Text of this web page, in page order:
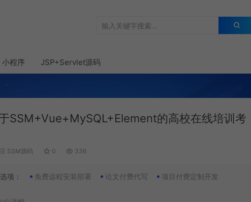
小程序 JSP+Servlet源码
SSM+Vue+MySQL+Element的高校在线培训考
SSM源码 0 336
项： 免费远程安装部署 论文付费代写 项目付费定制开发